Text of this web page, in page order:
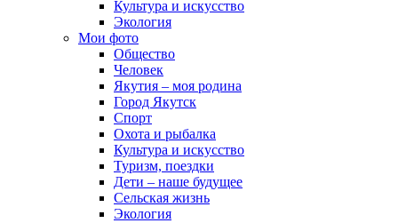
Культура и искусство
Экология
Мои фото
Общество
Человек
Якутия – моя родина
Город Якутск
Спорт
Охота и рыбалка
Культура и искусство
Туризм, поездки
Дети – наше будущее
Сельская жизнь
Экология